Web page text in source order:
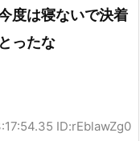
度は寝ないで決着
ったな
ID:rEblawZg0